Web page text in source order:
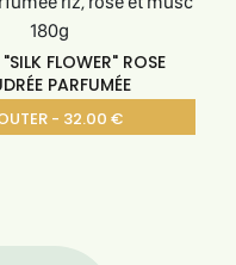
FLOWER" ROSE
PARFUMÉE
- 32.00 €